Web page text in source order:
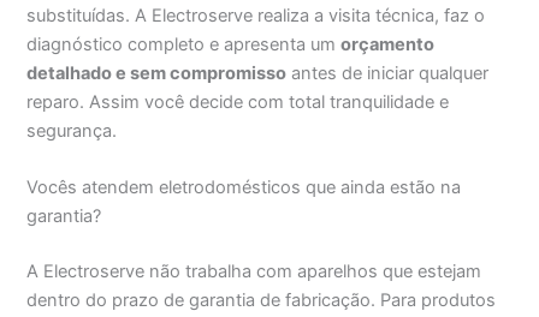
substituídas. A Electroserve realiza a visita técnica, faz o
diagnóstico completo e apresenta umorçamento
detalhado e sem compromisso antes de iniciar qualquer
reparo. Assim você decide com total tranquilidade e
segurança.
Vocês atendem eletrodomésticos que ainda estão na
garantia?
A Electroserve não trabalha com aparelhos que estejam
dentro do prazo de garantia de fabricação. Para produtos